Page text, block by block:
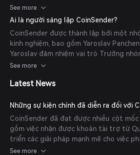
blockchain và cung cấp các biện pháp
mã hóa và kiểm toán hợp đồng thông
toàn cho tài sản và giao dịch của người
See more
Ai là người sáng lập CoinSender?
CoinSender được thành lập bởi một
kinh nghiệm, bao gồm Yaroslav
Yaroslav đảm nhiệm vai trò Trưởng
mang lại sự lãnh đạo logic và nhất quán
ERP, cung cấp định hướng chiến lược
See more
Latest News
Những sự kiện chính đã diễn ra đối với
CoinSender đã đạt được nhiều cột
gồm việc nhận được khoản tài trợ từ
triển các giải pháp mạnh mẽ cho việc
mã hóa. Nền tảng cũng đã được tích
See more